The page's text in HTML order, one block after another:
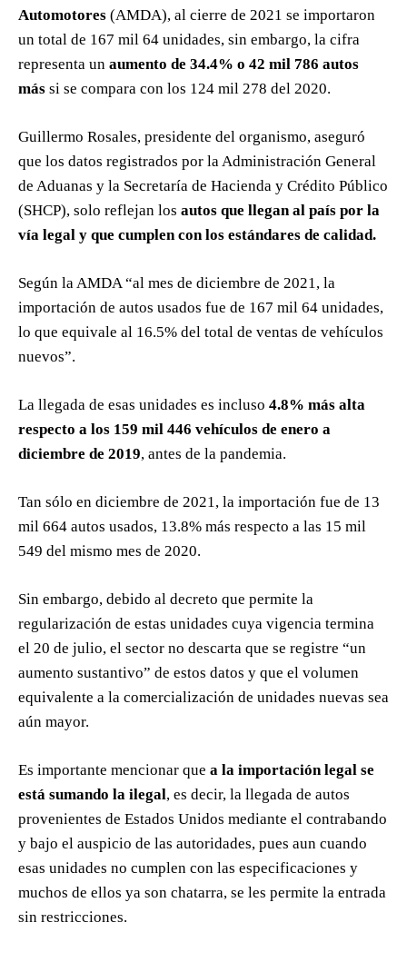
Automotores (AMDA), al cierre de 2021 se importaron
un total de 167 mil 64 unidades, sin embargo, la cifra
representa un aumento de 34.4% o 42 mil 786 autos
más si se compara con los 124 mil 278 del 2020.
Guillermo Rosales, presidente del organismo, aseguró
que los datos registrados por la Administración General
de Aduanas y la Secretaría de Hacienda y Crédito Público
(SHCP), solo reflejan los autos que llegan al país por la
vía legal y que cumplen con los estándares de calidad.
Según la AMDA “al mes de diciembre de 2021, la
importación de autos usados fue de 167 mil 64 unidades,
lo que equivale al 16.5% del total de ventas de vehículos
nuevos”.
La llegada de esas unidades es incluso 4.8% más alta
respecto a los 159 mil 446 vehículos de enero a
diciembre de 2019, antes de la pandemia.
Tan sólo en diciembre de 2021, la importación fue de 13
mil 664 autos usados, 13.8% más respecto a las 15 mil
549 del mismo mes de 2020.
Sin embargo, debido al decreto que permite la
regularización de estas unidades cuya vigencia termina
el 20 de julio, el sector no descarta que se registre “un
aumento sustantivo” de estos datos y que el volumen
equivalente a la comercialización de unidades nuevas sea
aún mayor.
Es importante mencionar que a la importación legal se
está sumando la ilegal, es decir, la llegada de autos
provenientes de Estados Unidos mediante el contrabando
y bajo el auspicio de las autoridades, pues aun cuando
esas unidades no cumplen con las especificaciones y
muchos de ellos ya son chatarra, se les permite la entrada
sin restricciones.